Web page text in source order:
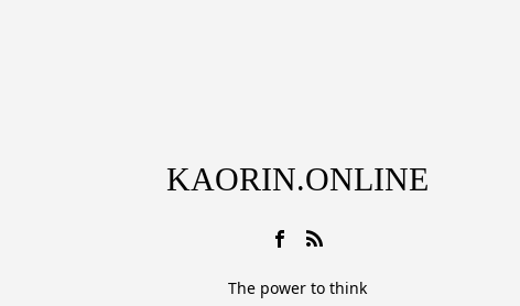
KAORIN.ONLINE
The power to think